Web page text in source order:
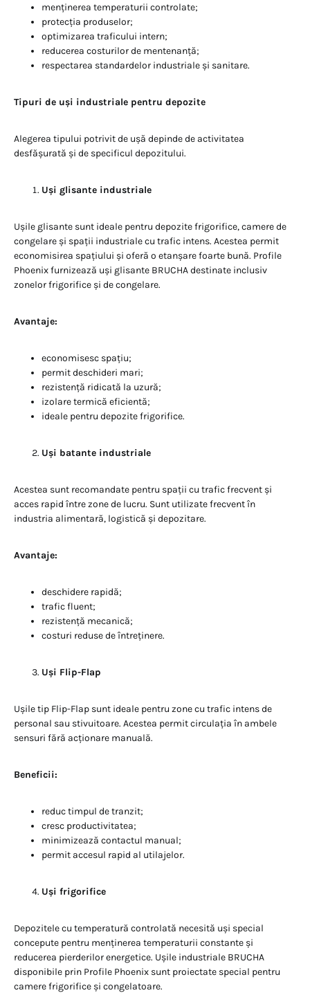
menținerea temperaturii controlate;
protecția produselor;
optimizarea traficului intern;
reducerea costurilor de mentenanță;
respectarea standardelor industriale și sanitare.
Tipuri de uși industriale pentru depozite
Alegerea tipului potrivit de ușă depinde de activitatea
desfășurată și de specificul depozitului.
Uși glisante industriale
Ușile glisante sunt ideale pentru depozite frigorifice, camere de
congelare și spații industriale cu trafic intens. Acestea permit
economisirea spațiului și oferă o etanșare foarte bună. Profile
Phoenix furnizează uși glisante BRUCHA destinate inclusiv
zonelor frigorifice și de congelare.
Avantaje:
economisesc spațiu;
permit deschideri mari;
rezistență ridicată la uzură;
izolare termică eficientă;
ideale pentru depozite frigorifice.
Uși batante industriale
Acestea sunt recomandate pentru spații cu trafic frecvent și
acces rapid între zone de lucru. Sunt utilizate frecvent în
industria alimentară, logistică și depozitare.
Avantaje:
deschidere rapidă;
trafic fluent;
rezistență mecanică;
costuri reduse de întreținere.
Uși Flip-Flap
Ușile tip Flip-Flap sunt ideale pentru zone cu trafic intens de
personal sau stivuitoare. Acestea permit circulația în ambele
sensuri fără acționare manuală.
Beneficii:
reduc timpul de tranzit;
cresc productivitatea;
minimizează contactul manual;
permit accesul rapid al utilajelor.
Uși frigorifice
Depozitele cu temperatură controlată necesită uși special
concepute pentru menținerea temperaturii constante și
reducerea pierderilor energetice. Ușile industriale BRUCHA
disponibile prin Profile Phoenix sunt proiectate special pentru
camere frigorifice și congelatoare.